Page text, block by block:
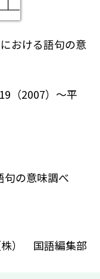
おける語句の意
（2007）～平
句の意味調べ
株） 国語編集部